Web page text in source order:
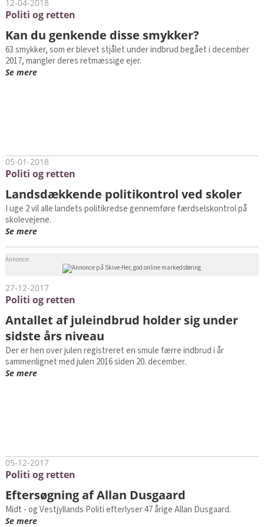
12-04-2018
Politi og retten
Kan du genkende disse smykker?
63 smykker, som er blevet stjålet under indbrud begået i december
2017, mangler deres retmæssige ejer.
Se mere
05-01-2018
Politi og retten
Landsdækkende politikontrol ved skoler
I uge 2 vil alle landets politikredse gennemføre færdselskontrol på
skolevejene.
Se mere
Annonce:
27-12-2017
Politi og retten
Antallet af juleindbrud holder sig under
sidste års niveau
Der er hen over julen registreret en smule færre indbrud i år
sammenlignet med julen 2016 siden 20. december.
Se mere
05-12-2017
Politi og retten
Eftersøgning af Allan Dusgaard
Midt - og Vestjyllands Politi efterlyser 47 årige Allan Dusgaard.
Se mere